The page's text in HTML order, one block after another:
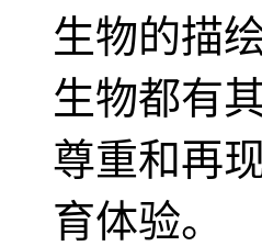
生物的描
生物都有
尊重和再
育体验。